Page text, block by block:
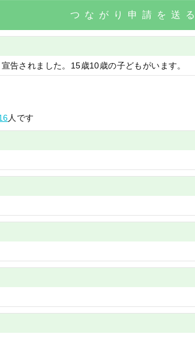
つながり申請を送る
告されました。15歳10歳の子どもがいます。
人です